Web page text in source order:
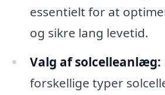
essentielt for at
og sikre lang levetid.
Valg af solcelleanlæg:
forskellige typer